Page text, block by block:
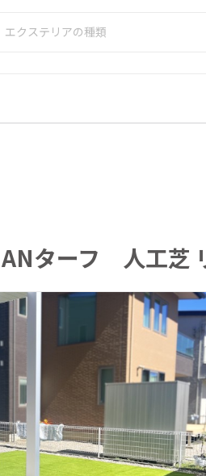
ターフ 人工芝